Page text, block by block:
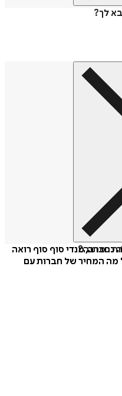
לך?
כמתנה?
כחברה, מנדי סוף סוף רואה
מה המחיר של חברות עם